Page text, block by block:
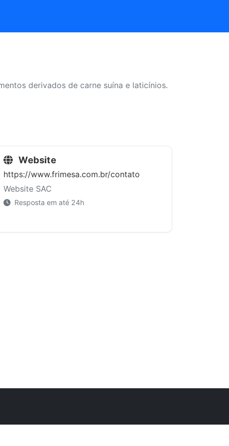
derivados de carne suína e laticínios.
Website
https://www.frimesa.com.br/contato
Website SAC
Resposta em até 24h